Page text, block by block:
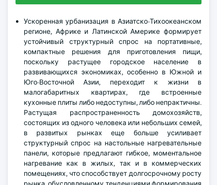
Ускоренная урбанизация в Азиатско-Тихоокеанском
регионе, Африке и Латинской Америке формирует
устойчивый структурный спрос на портативные,
компактные решения для приготовления пищи,
поскольку растущее городское население в
развивающихся экономиках, особенно в Южной и
Юго-Восточной Азии, переходит к жизни в
малогабаритных квартирах, где встроенные
кухонные плиты либо недоступны, либо непрактичны.
Растущая распространенность домохозяйств,
состоящих из одного человека или небольших семей,
в развитых рынках еще больше усиливает
структурный спрос на настольные нагревательные
панели, которые предлагают гибкое, моментальное
нагревание как в жилых, так и в коммерческих
помещениях, что способствует долгосрочному росту